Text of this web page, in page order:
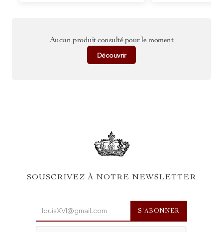
Aucun produit consulté pour le moment
Découvrir
SOUSCRIVEZ À NOTRE NEWSLETTER